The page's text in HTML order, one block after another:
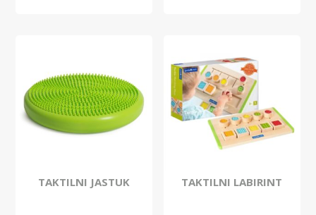
TAKTILNI JASTUK TAKTILNI LABIRINT